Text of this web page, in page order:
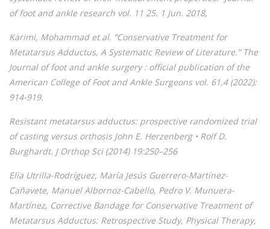
of foot and ankle research vol. 11 25. 1 Jun. 2018,
Karimi, Mohammad et al. “Conservative Treatment for
Metatarsus Adductus, A Systematic Review of Literature.” The
Journal of foot and ankle surgery : official publication of the
American College of Foot and Ankle Surgeons vol. 61,4 (2022):
914-919.
Resistant metatarsus adductus: prospective randomized trial
of casting versus orthosis John E. Herzenberg • Rolf D.
Burghardt. J Orthop Sci (2014) 19:250–256
Elia Utrilla-Rodríguez, María Jesús Guerrero-Martínez-
Cañavete, Manuel Albornoz-Cabello, Pedro V. Munuera-
Martínez, Corrective Bandage for Conservative Treatment of
Metatarsus Adductus: Retrospective Study, Physical Therapy,